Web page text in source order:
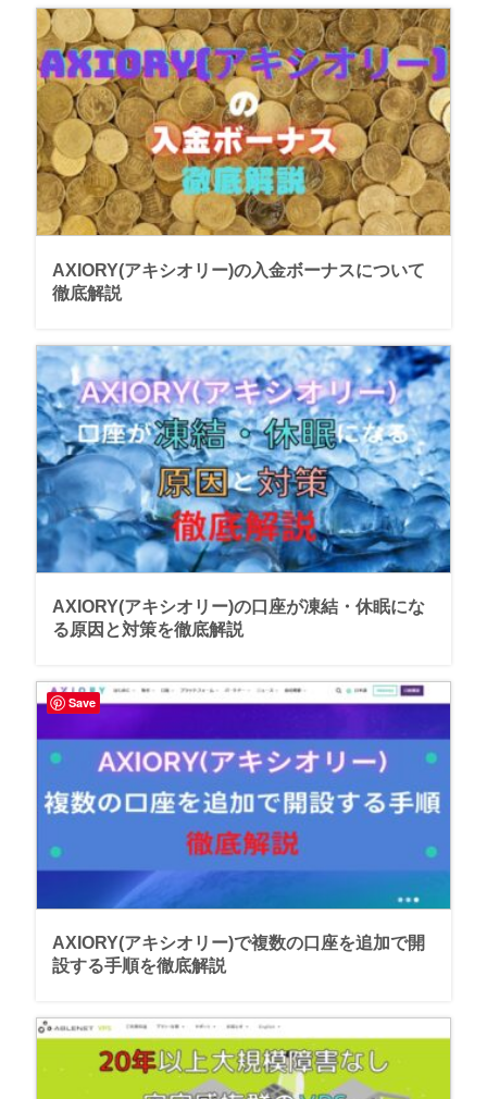
AXIORY(アキシオリー)の入金ボーナスについて
徹底解説
AXIORY(アキシオリー)の口座が凍結・休眠にな
る原因と対策を徹底解説
AXIORY(アキシオリー)で複数の口座を追加で開
設する手順を徹底解説
Save